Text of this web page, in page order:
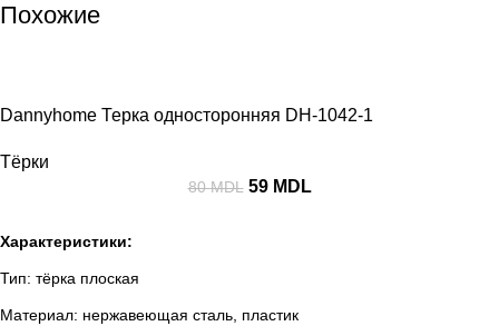
Похожие
Dannyhome Терка односторонняя DH-1042-1
Тёрки
80MDL 59 MDL
Характеристики:
Тип: тёрка плоская
Материал: нержавеющая сталь, пластик